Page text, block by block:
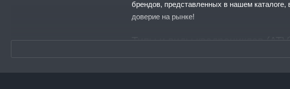
Polaris
брендов, представленных в нашем
доверие на рынке!
Типы и виды квадроциклов